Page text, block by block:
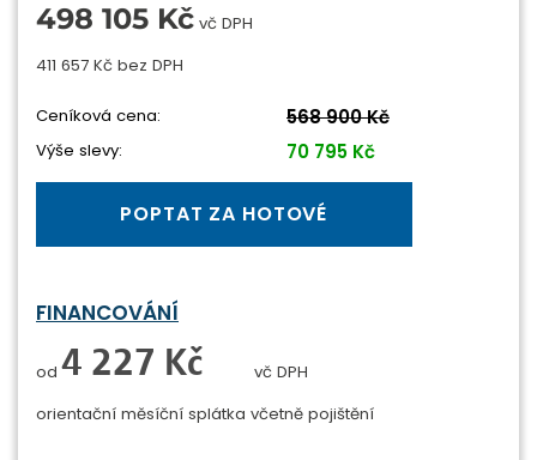
498 105 Kč vč DPH
411 657 Kč bez DPH
Ceníková cena: 568 900 Kč
Výše slevy: 70 795 Kč
POPTAT ZA HOTOVÉ
FINANCOVÁNÍ
od0 Kč
vč DPH
orientační měsíční splátka včetně pojištění